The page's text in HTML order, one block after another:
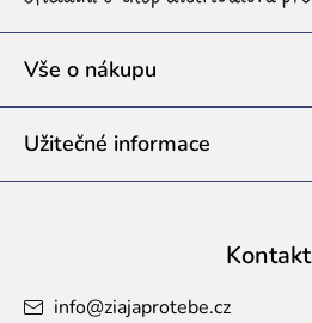
t
Vše o nákupu
Užitečné informace
Kontakt
info@ziajaprotebe.cz